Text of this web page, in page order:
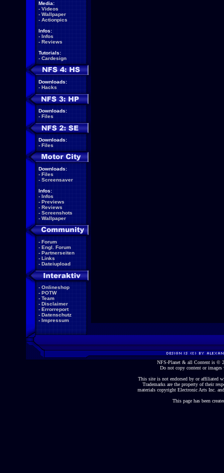
Media:
- Videos
- Wallpaper
- Actionpics
Infos:
- Infos
- Reviews
Tutorials:
- Cardesign
Downloads:
- Hacks
Downloads:
- Files
Downloads:
- Files
Downloads:
- Files
- Screensaver
Infos:
- Infos
- Previews
- Reviews
- Screenshots
- Wallpaper
- Forum
- Engl. Forum
- Partnerseiten
- Links
- Dateiupload
- Onlineshop
- POTW
- Team
- Disclaimer
- Errorreport
- Datenschutz
- Impressum
NFS-Planet & all Content is ©
Do not copy content or
This site is not endorsed by or affiliated
Trademarks are the property of their
materials copyright Electronic Arts Inc.
This page has been